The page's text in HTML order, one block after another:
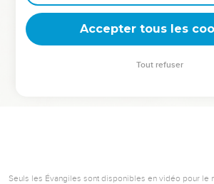
deviennent vos tremplins. Que vous
équipe, un groupe ou une famille, leur
Seuls les Évangiles sont disponibles en vidéo pour le
Accepter tous les
Tout refuser